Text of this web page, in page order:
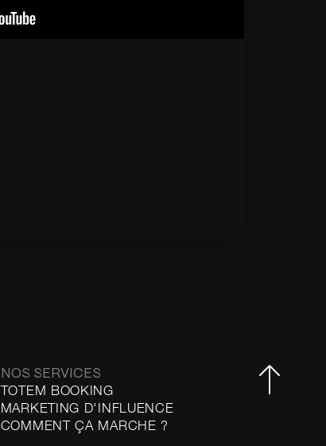
NOS SERVICES
TOTEM BOOKING
MARKETING D'INFLUENCE
COMMENT ÇA MARCHE ?